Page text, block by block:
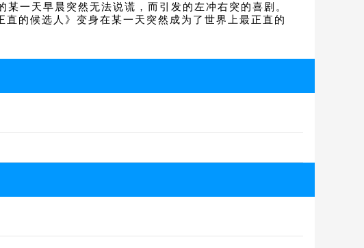
一天早晨突然无法说谎，而引发的左冲右突的喜剧。
的候选人》变身在某一天突然成为了世界上最正直的